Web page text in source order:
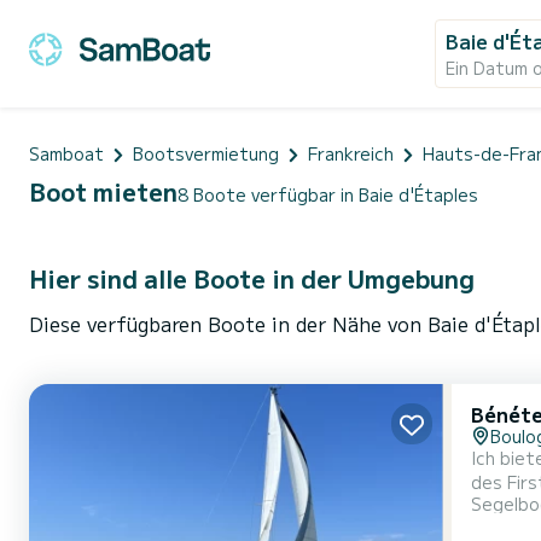
Baie
Ein Datum
Samboat Bootsvermietung Frankreich Hauts-de-
Boot mieten8 Boote verfügbar in Baie d'Étaples
Hier sind alle Boote in der Umgebung
Diese verfügbaren Boote in der Nähe von Baie
Ich
des
de